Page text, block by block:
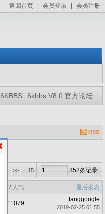
返回首页 会员登录 会员注册
6KBBS 6kbbs V8.0 官方论坛
RSS
>> ... 15 352条记录
/ 人气 最后发表
/ 11079
fanggoogle
2019-02-25 01:55